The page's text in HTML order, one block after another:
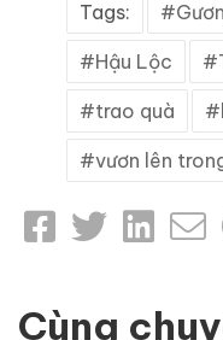
Tags:
Hậu Lộc
trao quà
vươn lên
Cùng